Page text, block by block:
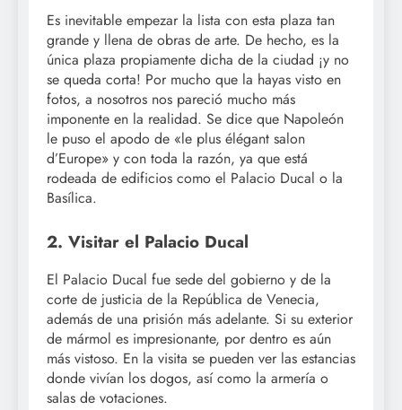
Es inevitable empezar la lista con esta plaza tan
grande y llena de obras de arte. De hecho, es la
única plaza propiamente dicha de la ciudad ¡y no
se queda corta! Por mucho que la hayas visto en
fotos, a nosotros nos pareció mucho más
imponente en la realidad. Se dice que Napoleón
le puso el apodo de «le plus élégant salon
d’Europe» y con toda la razón, ya que está
rodeada de edificios como el Palacio Ducal o la
Basílica.
2. Visitar el Palacio Ducal
El Palacio Ducal fue sede del gobierno y de la
corte de justicia de la República de Venecia,
además de una prisión más adelante. Si su exterior
de mármol es impresionante, por dentro es aún
más vistoso. En la visita se pueden ver las estancias
donde vivían los dogos, así como la armería o
salas de votaciones.